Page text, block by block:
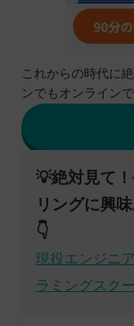
これからの時代に
ンでもオンライン
💡絶対見て
リングに興
👇
現役エンジニ
ラミングスク